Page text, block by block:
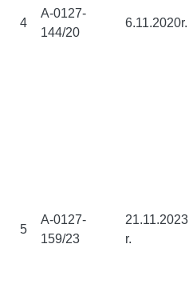
4
A-0127-
144/20
6.11.2020r.
5
A-0127-
159/23
21.11.2023
r.